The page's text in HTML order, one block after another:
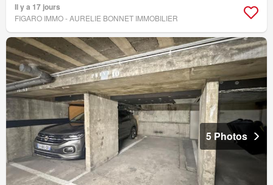
Il y a 17 jours
FIGARO IMMO - AURELIE BONNET IMMOBILIER
5 Photos